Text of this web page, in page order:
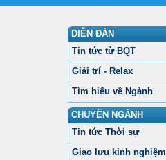
DIỄN ĐÀN
Tin tức từ BQT
Giải trí - Relax
Tìm hiểu về Ngành
CHUYÊN NGÀNH
Tin tức Thời sự
Giao lưu kinh nghiệm